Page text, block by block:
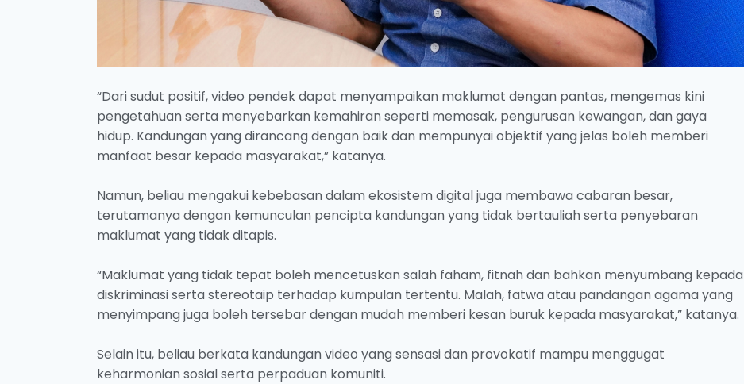
“Dari sudut positif, video pendek dapat menyampaikan maklumat dengan pantas, mengemas kini
pengetahuan serta menyebarkan kemahiran seperti memasak, pengurusan kewangan, dan gaya
hidup. Kandungan yang dirancang dengan baik dan mempunyai objektif yang jelas boleh memberi
manfaat besar kepada masyarakat,” katanya.
Namun, beliau mengakui kebebasan dalam ekosistem digital juga membawa cabaran besar,
terutamanya dengan kemunculan pencipta kandungan yang tidak bertauliah serta penyebaran
maklumat yang tidak ditapis.
“Maklumat yang tidak tepat boleh mencetuskan salah faham, fitnah dan bahkan menyumbang kepada
diskriminasi serta stereotaip terhadap kumpulan tertentu. Malah, fatwa atau pandangan agama yang
menyimpang juga boleh tersebar dengan mudah memberi kesan buruk kepada masyarakat,” katanya.
Selain itu, beliau berkata kandungan video yang sensasi dan provokatif mampu menggugat
keharmonian sosial serta perpaduan komuniti.